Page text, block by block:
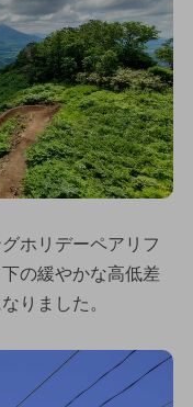
ホリデーペアリフ
の緩やかな高低差
りました。